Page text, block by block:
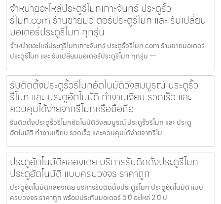
จำหน่ายอะไหล่ประตูรีโมทเกาะจันทร์ ประตูรั้ว
รีโมท.com ร้านขายมอเตอร์ประตูรีโมท และ รับเปลี่ยน
มอเตอร์ประตูรีโมท ทุกรุ่น
จำหน่ายอะไหล่ประตูรีโมทเกาะจันทร์ ประตูรั้วรีโมท.com ร้านขายมอเตอร์
ประตูรีโมท และ รับเปลี่ยนมอเตอร์ประตูรีโมท ทุกรุ่น —
รับติดตั้งประตูรั้วรีโมทอัตโนมัติวังสมบูรณ์ ประตูรั้ว
รีโมท และ ประตูอัตโนมัติ ทำงานเงียบ รวดเร็ว และ
ควบคุมได้ง่ายจากรีโมทหรือมือถือ
รับติดตั้งประตูรั้วรีโมทอัตโนมัติวังสมบูรณ์ ประตูรั้วรีโมท และ ประตู
อัตโนมัติ ทำงานเงียบ รวดเร็ว และควบคุมได้ง่ายจากรีโม
ประตูอัตโนมัติคลองเตย บริการรับติดตั้งประตูรีโมท
ประตูอัตโนมัติ แบบครบวงจร ราคาถูก
ประตูอัตโนมัติคลองเตย บริการรับติดตั้งประตูรีโมท ประตูอัตโนมัติ แบบ
ครบวงจร ราคาถูก พร้อมประกันมอเตอร์ 5 ปี อะไหล่ 2 ปี ป